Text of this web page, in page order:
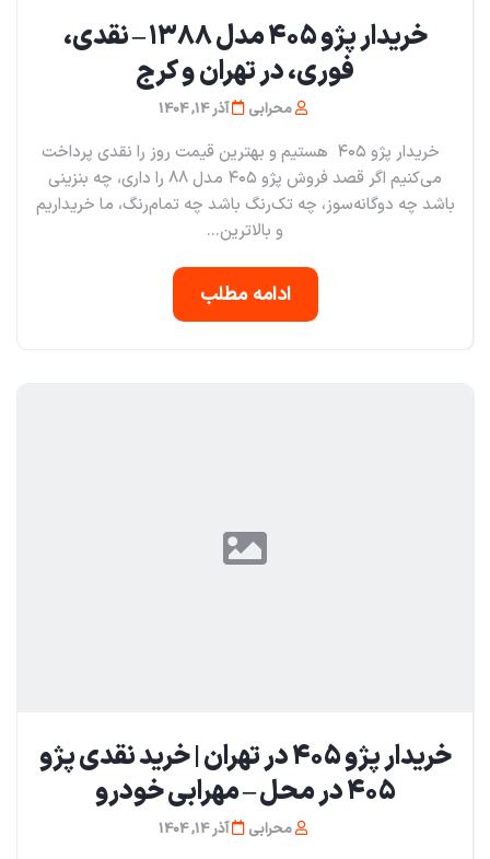
خریدار پژو ۴۰۵ مدل ۱۳۸۸ – نقدی،
فوری، در تهران و کرج
محرابی آذر 14, 1404
خریدار پژو ۴۰۵ هستیم و بهترین قیمت روز را نقدی پرداخت
می‌کنیم اگر قصد فروش پژو ۴۰۵ مدل ۸۸ را داری، چه بنزینی
باشد چه دوگانه‌سوز، چه تک‌رنگ باشد چه تمام‌رنگ، ما خریداریم
و بالاترین...
ادامه مطلب
خریدار پژو ۴۰۵ در تهران | خرید نقدی پژو
۴۰۵ در محل – مهرابی خودرو
محرابی آذر 14, 1404